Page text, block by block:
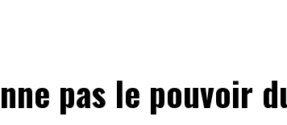
pas le pouvoir